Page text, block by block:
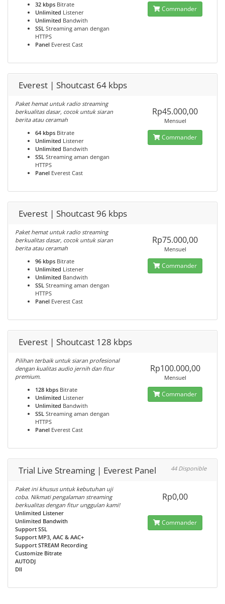
32 kbps Bitrate
Unlimited Listener
Unlimited Bandwith
SSL Streaming aman dengan
HTTPS
Panel Everest Cast
Commander
Everest | Shoutcast 64 kbps
Paket hemat untuk radio streaming
berkualitas dasar, cocok untuk siaran
berita atau ceramah
64 kbps Bitrate
Unlimited Listener
Unlimited Bandwith
SSL Streaming aman dengan
HTTPS
Panel Everest Cast
Rp45.000,00
Mensuel
Commander
Everest | Shoutcast 96 kbps
Paket hemat untuk radio streaming
berkualitas dasar, cocok untuk siaran
berita atau ceramah
96 kbps Bitrate
Unlimited Listener
Unlimited Bandwith
SSL Streaming aman dengan
HTTPS
Panel Everest Cast
Rp75.000,00
Mensuel
Commander
Everest | Shoutcast 128 kbps
Pilihan terbaik untuk siaran profesional
dengan kualitas audio jernih dan fitur
premium.
128 kbps Bitrate
Unlimited Listener
Unlimited Bandwith
SSL Streaming aman dengan
HTTPS
Panel Everest Cast
Rp100.000,00
Mensuel
Commander
Trial Live Streaming | Everest Panel 44 Disponible
Paket ini khusus untuk kebutuhan uji
coba. Nikmati pengalaman streaming
berkualitas dengan fitur unggulan kami!
Unlimited Listener
Unlimited Bandwith
Support SSL
Support MP3, AAC & AAC+
Support STREAM Recording
Customize Bitrate
AUTODJ
Dll
Rp0,00
Commander